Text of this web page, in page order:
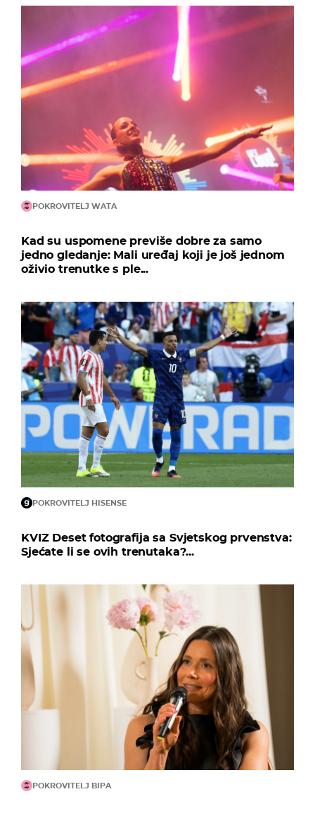
POKROVITELJ WATA
Kad su uspomene previše dobre za samo
jedno gledanje: Mali uređaj koji je još jednom
oživio trenutke s ple...
POKROVITELJ HISENSE
KVIZ Deset fotografija sa Svjetskog prvenstva:
Sjećate li se ovih trenutaka?...
POKROVITELJ BIPA